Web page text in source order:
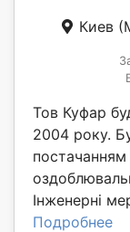
Киев
Тов Куфар
2004 року.
постачанням
Інженерні
Подробнее